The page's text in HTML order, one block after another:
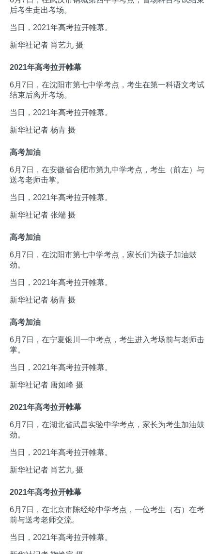
后考生走出考场。
当日，2021年高考拉开帷幕。
新华社记者 肖艺九 摄
2021年高考拉开帷幕
6月7日，在沈阳市第七中学考点，考生在第一科语文考试
结束后离开考场。
当日，2021年高考拉开帷幕。
新华社记者 杨青 摄
高考加油
6月7日，在安徽省合肥市第九中学考点，考生（前左）与
送考老师击掌。
当日，2021年高考拉开帷幕。
新华社记者 张端 摄
高考加油
6月7日，在沈阳市第七中学考点，家长们为孩子加油鼓
劲。
当日，2021年高考拉开帷幕。
新华社记者 杨青 摄
高考加油
6月7日，在宁夏银川一中考点，考生进入考场前与老师击
掌。
当日，2021年高考拉开帷幕。
新华社记者 唐如峰 摄
2021年高考拉开帷幕
6月7日，在湖北省武昌实验中学考点，家长为考生加油鼓
劲。
当日，2021年高考拉开帷幕。
新华社记者 肖艺九 摄
2021年高考拉开帷幕
6月7日，在北京市陈经纶中学考点，一位考生（右）在考
前与送考老师交流。
当日，2021年高考拉开帷幕。